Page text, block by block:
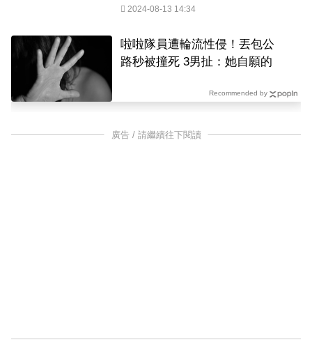
2024-08-13 14:34
啦啦隊員遭輪流性侵！丟包公
路秒被撞死 3男扯：她自願的
Recommended by
廣告 / 請繼續往下閱讀